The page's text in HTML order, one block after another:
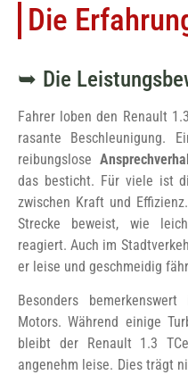
Die
Die
Fahrer loben den Renault
rasante Beschleunigung.
reibungslose
das besticht. Für viele ist
zwischen Kraft und
Strecke beweist, wie
reagiert. Auch im
er leise und geschmeidig
Besonders
Motors. Während einige
bleibt der Renault 1.3
angenehm leise. Dies trägt